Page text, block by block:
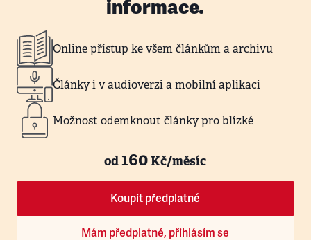
informace.
Online přístup ke všem článkům a archivu
Články i v audioverzi a mobilní aplikaci
Možnost odemknout články pro blízké
od160Kč/měsíc
Koupit předplatné
Mám předplatné, přihlásím se